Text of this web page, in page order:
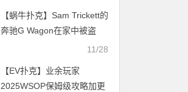
组晋级
【蜗牛扑克】Sam Trickett的
奔驰G Wagon在家中被盗
11/28
【EV扑克】业余玩家
2025WSOP保姆级攻略加更